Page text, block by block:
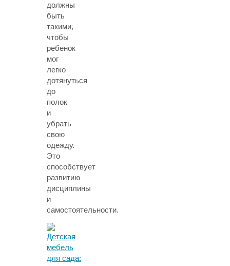
должны
быть
такими,
чтобы
ребенок
мог
легко
дотянуться
до
полок
и
убрать
свою
одежду.
Это
способствует
развитию
дисциплины
и
самостоятельности.